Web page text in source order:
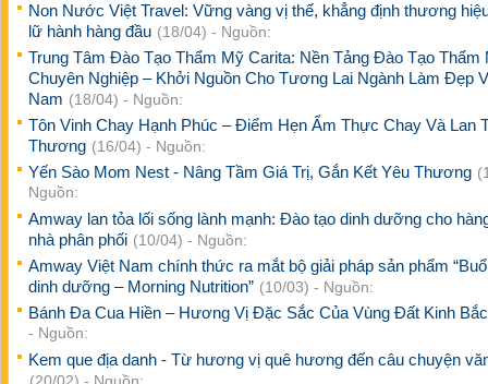
Non Nước Việt Travel: Vững vàng vị thế, khẳng định thương
lữ hành hàng đầu (18/04) - Nguồn:
Trung Tâm Đào Tạo Thẩm Mỹ Carita: Nền Tảng Đào Tạo Thẩm
Chuyên Nghiệp – Khởi Nguồn Cho Tương Lai Ngành Làm Đẹp
Nam (18/04) - Nguồn:
Tôn Vinh Chay Hạnh Phúc – Điểm Hẹn Ẩm Thực Chay Và Lan
Thương (16/04) - Nguồn:
Yến Sào Mom Nest - Nâng Tầm Giá Trị, Gắn Kết Yêu Thương
Nguồn:
Amway lan tỏa lối sống lành mạnh: Đào tạo dinh dưỡng cho
nhà phân phối (10/04) - Nguồn:
Amway Việt Nam chính thức ra mắt bộ giải pháp sản phẩm
dinh dưỡng – Morning Nutrition” (10/03) - Nguồn:
Bánh Đa Cua Hiền – Hương Vị Đặc Sắc Của Vùng Đất Kinh
- Nguồn:
Kem que địa danh - Từ hương vị quê hương đến câu chuyện